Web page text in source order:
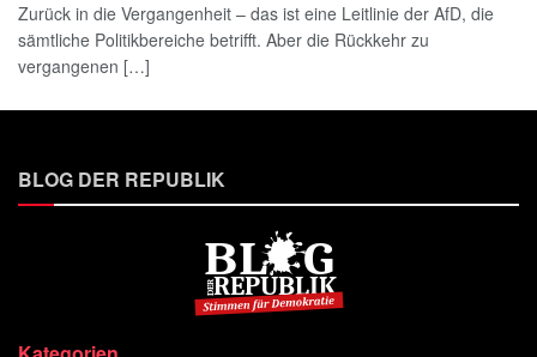
Zurück in die Vergangenheit – das ist eine Leitlinie der AfD, die
sämtliche Politikbereiche betrifft. Aber die Rückkehr zu
vergangenen […]
BLOG DER REPUBLIK